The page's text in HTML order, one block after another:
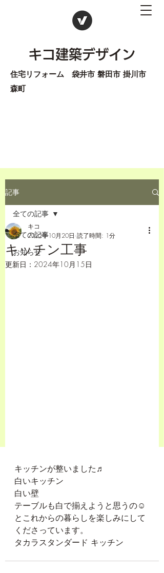
キコ建築デザイン
住宅リフォーム 袋井市 磐田市 掛川市
森町
記事
全ての記事
お知らせ
全ての記事
キッチン工事
キコ
2022年10月20日 読了時間: 1分
更新日： 2024年10月15日
キッチンが整いました♬
白いキッチン
白い壁
テーブルも白で揃えようと思うの☺️
とこれからの暮らしを楽しみにして
くださっています。
タカラスタンダード キッチン